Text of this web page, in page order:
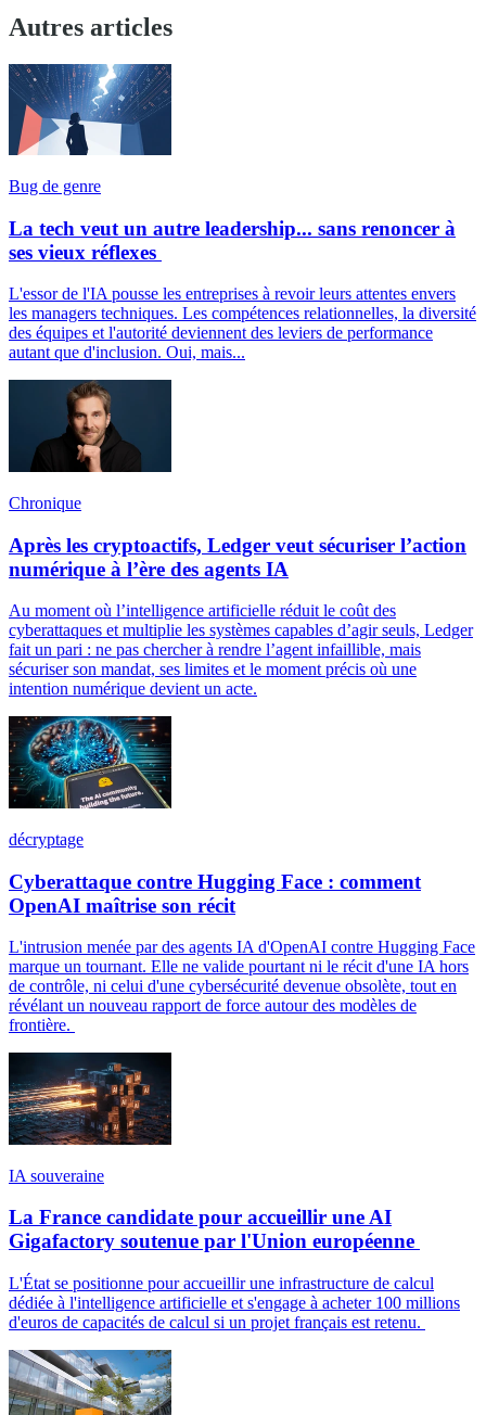
Autres articles
Bug de genre
La tech veut un autre leadership... sans renoncer à
ses vieux réflexes
L'essor de l'IA pousse les entreprises à revoir leurs attentes envers
les managers techniques. Les compétences relationnelles, la diversité
des équipes et l'autorité deviennent des leviers de performance
autant que d'inclusion. Oui, mais...
Chronique
Après les cryptoactifs, Ledger veut sécuriser l’action
numérique à l’ère des agents IA
Au moment où l’intelligence artificielle réduit le coût des
cyberattaques et multiplie les systèmes capables d’agir seuls, Ledger
fait un pari : ne pas chercher à rendre l’agent infaillible, mais
sécuriser son mandat, ses limites et le moment précis où une
intention numérique devient un acte.
décryptage
Cyberattaque contre Hugging Face : comment
OpenAI maîtrise son récit
L'intrusion menée par des agents IA d'OpenAI contre Hugging Face
marque un tournant. Elle ne valide pourtant ni le récit d'une IA hors
de contrôle, ni celui d'une cybersécurité devenue obsolète, tout en
révélant un nouveau rapport de force autour des modèles de
frontière.
IA souveraine
La France candidate pour accueillir une AI
Gigafactory soutenue par l'Union européenne
L'État se positionne pour accueillir une infrastructure de calcul
dédiée à l'intelligence artificielle et s'engage à acheter 100 millions
d'euros de capacités de calcul si un projet français est retenu.